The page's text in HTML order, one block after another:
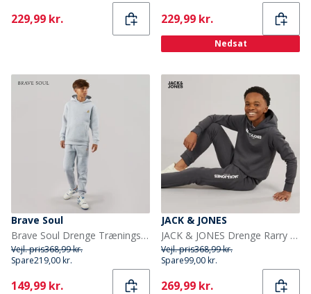
Current
229,99 kr. Current
229,99 kr.
Nedsat
Brave Soul
Brave Soul Drenge Træningsdragt Lysegrå Melange
Vejl. pris368,99 kr.
Spare219,00 kr.
Current
149,99 kr.
JACK & JONES
JACK & JONES Drenge Rarry Hættetrøje Og Joggingbukser Træningsdragt Asfalt
Vejl. pris368,99 kr.
Spare99,00 kr.
Current
269,99 kr.